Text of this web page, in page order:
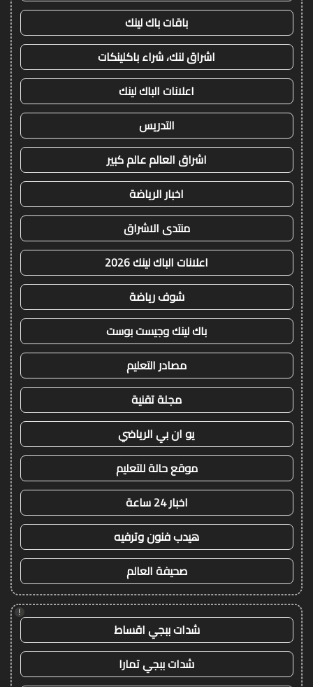
باقات باك لينك
اشراق لنك، شراء باكلينكات
اعلانات الباك لينك
التدريس
اشراق العالم عالم كبير
اخبار الرياضة
منتدى الاشراق
اعلانات الباك لينك 2026
شوف رياضة
باك لينك وجيست بوست
مصادر التعليم
مجلة تقنية
يو ان بي الرياضي
موقع حالة للتعليم
اخبار 24 ساعة
هيدب فنون وترفيه
صحيفة العالم
!
شدات ببجي اقساط
شدات ببجي تمارا